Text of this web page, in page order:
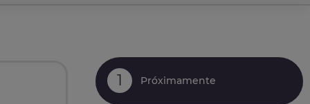
1 Próximamente